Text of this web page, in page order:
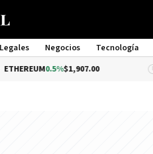
Legales Negocios Tecnología
0.5%$1,907.00